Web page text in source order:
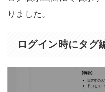
りました。
ログイン時にタグ